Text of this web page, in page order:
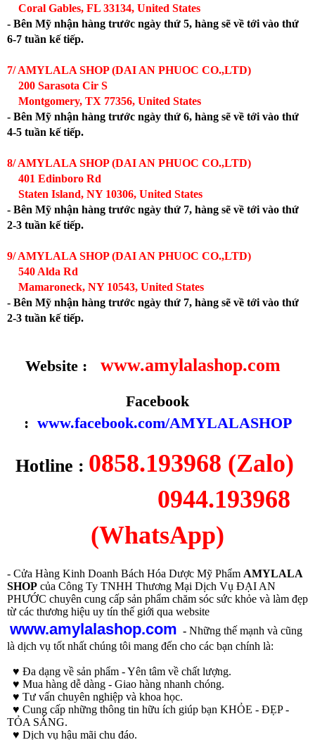
Coral Gables, FL 33134, United States
- Bên Mỹ nhận hàng trước ngày thứ 5, hàng sẽ về tới vào thứ
6-7 tuần kế tiếp.
7/ AMYLALA SHOP (DAI AN PHUOC CO.,LTD)
200 Sarasota Cir S
Montgomery, TX 77356, United States
- Bên Mỹ nhận hàng trước ngày thứ 6, hàng sẽ về tới vào thứ
4-5 tuần kế tiếp.
8/ AMYLALA SHOP (DAI AN PHUOC CO.,LTD)
401 Edinboro Rd
Staten Island, NY 10306, United States
- Bên Mỹ nhận hàng trước ngày thứ 7, hàng sẽ về tới vào thứ
2-3 tuần kế tiếp.
9/ AMYLALA SHOP (DAI AN PHUOC CO.,LTD)
540 Alda Rd
Mamaroneck, NY 10543, United States
- Bên Mỹ nhận hàng trước ngày thứ 7, hàng sẽ về tới vào thứ
2-3 tuần kế tiếp.
Website : www.amylalashop.com
Facebook
: www.facebook.com/AMYLALASHOP
Hotline : 0858.193968 (Zalo)
0944.193968
(WhatsApp)
- Cửa Hàng Kinh Doanh Bách Hóa Dược Mỹ Phẩm AMYLALA
SHOP của Công Ty TNHH Thương Mại Dịch Vụ ĐẠI AN
PHƯỚC chuyên cung cấp sản phẩm chăm sóc sức khỏe và làm đẹp
từ các thương hiệu uy tín thế giới qua website
www.amylalashop.com - Những thế mạnh và cũng
là dịch vụ tốt nhất chúng tôi mang đến cho các bạn chính là:
♥ Đa dạng về sản phẩm - Yên tâm về chất lượng.
♥ Mua hàng dễ dàng - Giao hàng nhanh chóng.
♥ Tư vấn chuyên nghiệp và khoa học.
♥ Cung cấp những thông tin hữu ích giúp bạn KHỎE - ĐẸP -
TỎA SÁNG.
♥ Dịch vụ hậu mãi chu đáo.